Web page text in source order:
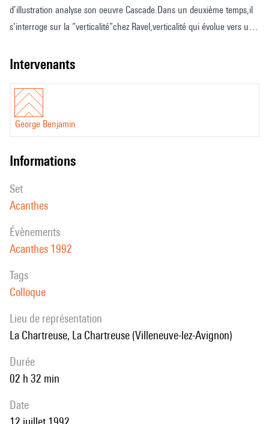
d’illustration analyse son oeuvre Cascade.Dans un deuxième temps,il
s’interroge sur la “verticalité”chez Ravel,verticalité qui évolue vers une
Chansons Madécasses qu’il analyse ensuite en détail.
intervenants
George Benjamin
informations
set
Acanthes
évènements
Acanthes 1992
Tags
Colloque
Lieu de représentation
La Chartreuse, La Chartreuse (Villeneuve-lez-Avignon)
durée
02 h 32 min
date